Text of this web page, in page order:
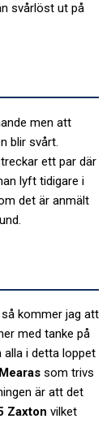
svårlöst ut på
men att
blir svårt.
ett par där
lyft tidigare i
det är anmält
kommer jag att
med tanke på
alla i detta loppet
som trivs
är att det
Zaxton vilket